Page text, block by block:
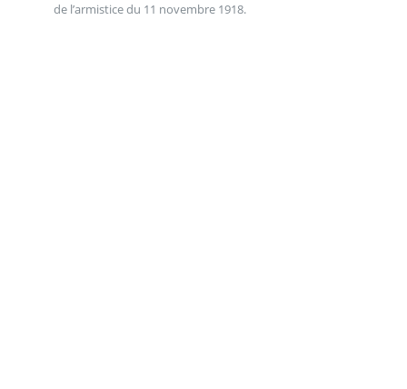
de l’armistice du 11 novembre 1918.